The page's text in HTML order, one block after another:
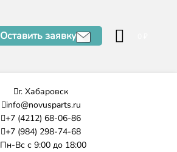
Оставить заявку
г. Хабаровск
info@novusparts.ru
+7 (4212) 68-06-86
+7 (984) 298-74-68
Пн-Вс с 9:00 до 18:00